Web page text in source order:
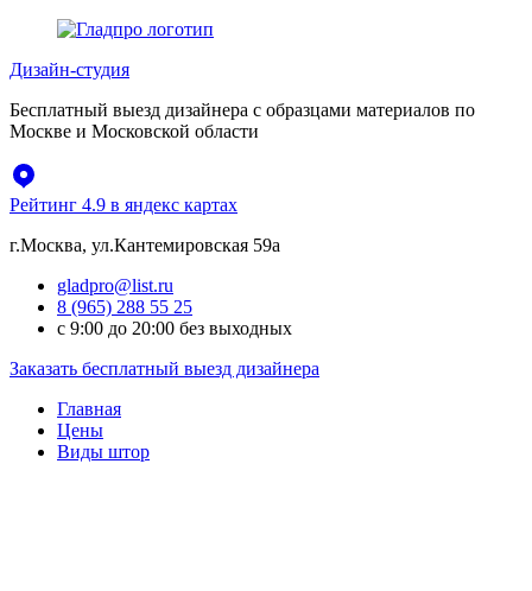
Перейти
содержимому
Дизайн-студия
Бесплатный выезд дизайнера с образцами материалов по
Москве и Московской области
Рейтинг 4.9 в яндекс картах
г.Москва, ул.Кантемировская 59а
gladpro@list.ru
8 (965) 288 55 25
с 9:00 до 20:00 без выходных
Заказать бесплатный выезд дизайнера
Главная
Цены
Виды штор